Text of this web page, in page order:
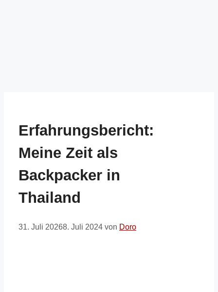
Erfahrungsbericht:
Meine Zeit als
Backpacker in
Thailand
31. Juli 20268. Juli 2024 von Doro